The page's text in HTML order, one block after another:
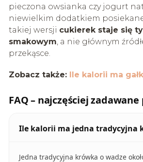
pieczona owsianka czy jogurt
niewielkim dodatkiem
takiej wersji cukierek staje się
smakowym, a nie głównym
przekąsce.
Zobacz także: Ile kalorii ma
FAQ – najczęściej
Ile kalorii ma jedna tradycyjna
Jedna tradycyjna krówka o wadze